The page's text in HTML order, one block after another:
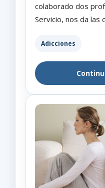
colaborado dos
Servicio, nos da las
Adicciones